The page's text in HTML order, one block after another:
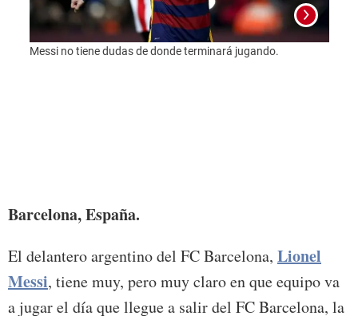
Messi no tiene dudas de donde terminará jugando.
Barcelona, España.
El delantero argentino del FC Barcelona, Lionel
Messi, tiene muy, pero muy claro en que equipo va
a jugar el día que llegue a salir del FC Barcelona, la